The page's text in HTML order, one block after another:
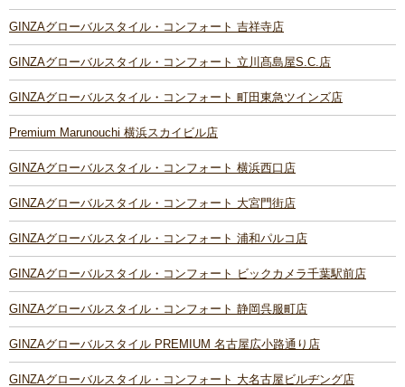
GINZAグローバルスタイル・コンフォート 吉祥寺店
GINZAグローバルスタイル・コンフォート 立川髙島屋S.C.店
GINZAグローバルスタイル・コンフォート 町田東急ツインズ店
Premium Marunouchi 横浜スカイビル店
GINZAグローバルスタイル・コンフォート 横浜西口店
GINZAグローバルスタイル・コンフォート 大宮門街店
GINZAグローバルスタイル・コンフォート 浦和パルコ店
GINZAグローバルスタイル・コンフォート ビックカメラ千葉駅前店
GINZAグローバルスタイル・コンフォート 静岡呉服町店
GINZAグローバルスタイル PREMIUM 名古屋広小路通り店
GINZAグローバルスタイル・コンフォート 大名古屋ビルヂング店